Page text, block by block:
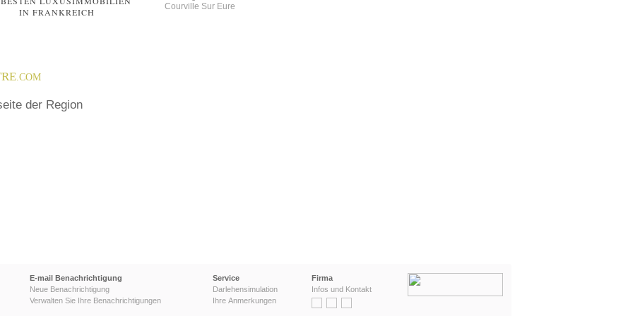
Courville Sur Eure
IN FRANKREICH
.COM
der Region
E-mail Benachrichtigung
Neue Benachrichtigung
Verwalten Sie Ihre Benachrichtigungen
Service
Darlehensimulation
Ihre Anmerkungen
Firma
Infos und Kontakt